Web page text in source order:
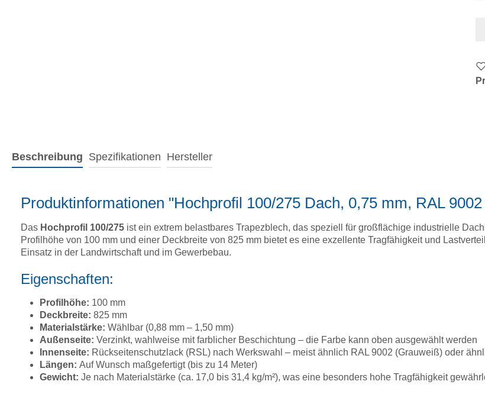
Beschreibung Spezifikationen Hersteller
Produktinformationen "Hochprofil 100/275 Dach, 0,75 mm, RAL
Das Hochprofil 100/275 ist ein extrem belastbares Trapezblech, das speziell für großflächige industrielle
Profilhöhe von 100 mm und einer Deckbreite von 825 mm bietet es eine exzellente Tragfähigkeit und
Einsatz in der Landwirtschaft und im Gewerbebau.
Eigenschaften:
Profilhöhe: 100 mm
Deckbreite: 825 mm
Materialstärke: Wählbar (0,88 mm – 1,50 mm)
Außenseite: Verzinkt, wahlweise mit farblicher Beschichtung – die Farbe kann oben ausgewählt werden
Innenseite: Rückseitenschutzlack (RSL) nach Werkswahl – meist ähnlich RAL 9002 (Grauweiß) oder
Längen: Auf Wunsch maßgefertigt (bis zu 14 Meter)
Gewicht: Je nach Materialstärke (ca. 17,0 bis 31,4 kg/m²), was eine besonders hohe Tragfähigkeit